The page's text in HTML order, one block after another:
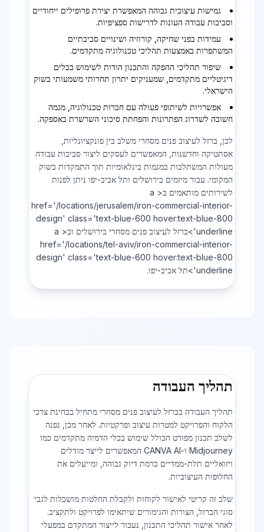
גמישות עיצובית גבוהה המאפשרת יצירת פרופילים ייחודיים
וסביבות עבודה העונות לדרישות ספציפיות.
עמידות בפני שחיקה, קורוזיה ושינויים סביבתיים
המשתפרות באמצעות תהליכי טכנולוגיה מתקדמים.
שיפור תהליכי ההפקה והתכנון הודות לשימוש בכלים
דיגיטליים מתקדמים, שמעניקים יתרון תחרותי משמעותי בשוק
הישראלי.
אפשרויות לשיתופי פעולה עם חברות טכנולוגיה, מגמה
חשובה לשדרוג הפתרונות והפחתת סיכוני השרשרת באספקה.
לכן, ברזל לעיצוב פנים מסחרי משלב בין פונקציונליות,
אסתטיקה וחדשנות, המאפשרים לעסקים ליצור סביבות עבודה
מעולות המשתלבות במגמות בינלאומיות תוך התמקדות בשוק
המקומי. עבור מיזמים בירושלים ותל אביב-יפו ניתן לפנות
לשירותים מותאמים ב< a
href='/locations/jerusalem/iron-commercial-interior-
design' class='text-blue-600 hover:text-blue-800
underline'>ברזל לעיצוב פנים מסחרי בירושלים וב< a
href='/locations/tel-aviv/iron-commercial-interior-
design' class='text-blue-600 hover:text-blue-800
underline'>תל אביב-יפו.
תהליך העבודה
תהליך העבודה בברזל לעיצוב פנים מסחרי מתחיל בבחינת צרכי
הלקוח והפרויקט למטרות עיצוב ופרקטיות. לאחר מכן, נפנה
לשלב תכנון מפורט הכולל שימוש בכלי הדמיה מתקדמים כמו
Midjourney ו-CANVA AI המאפשרים לייצר מודלים
ויזואליים תלת-ממדיים ברמת דיוק גבוהה, ומייעלים את
החלופות העיצוביות.
שלב זה קריטי לאישור לקוחות ולקבלת החלטות מושכלות לגבי
סוגי הברזל, הצורות והגימורים שיתאימו לפרויקט ולתקציב.
לאחר אישור תהליכי התכנון, נעבור לייצור המתקדם במפעלי